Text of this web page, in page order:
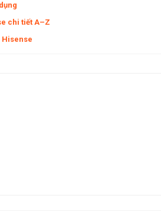
chi tiết A–Z
Hisense